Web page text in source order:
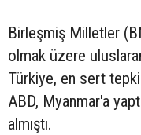
Birleşmiş Milletler
olmak üzere
Türkiye, en sert
ABD, Myanmar'a
almıştı.